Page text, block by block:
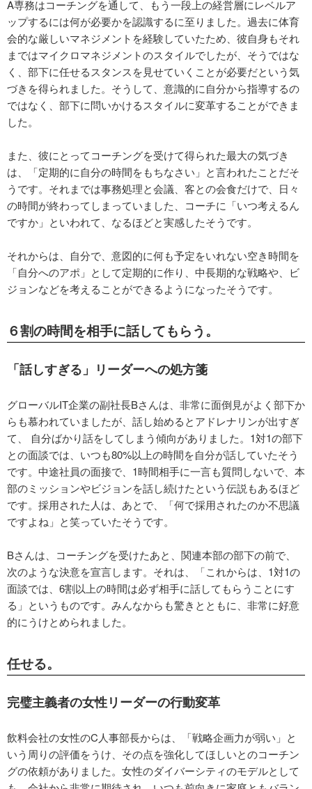
A専務はコーチングを通して、もう一段上の経営層にレベルア
ップするには何が必要かを認識するに至りました。過去に体育
会的な厳しいマネジメントを経験していたため、彼自身もそれ
まではマイクロマネジメントのスタイルでしたが、そうではな
く、部下に任せるスタンスを見せていくことが必要だという気
づきを得られました。そうして、意識的に自分から指導するの
ではなく、部下に問いかけるスタイルに変革することができま
した。
また、彼にとってコーチングを受けて得られた最大の気づき
は、「定期的に自分の時間をもちなさい」と言われたことだそ
うです。それまでは事務処理と会議、客との会食だけで、日々
の時間が終わってしまっていました、コーチに「いつ考えるん
ですか」といわれて、なるほどと実感したそうです。
それからは、自分で、意図的に何も予定をいれない空き時間を
「自分へのアポ」として定期的に作り、中長期的な戦略や、ビ
ジョンなどを考えることができるようになったそうです。
６割の時間を相手に話してもらう。
「話しすぎる」リーダーへの処方箋
グローバルIT企業の副社長Bさんは、非常に面倒見がよく部下か
らも慕われていましたが、話し始めるとアドレナリンが出すぎ
て、 自分ばかり話をしてしまう傾向がありました。1対1の部下
との面談では、いつも80%以上の時間を自分が話していたそう
です。中途社員の面接で、1時間相手に一言も質問しないで、本
部のミッションやビジョンを話し続けたという伝説もあるほど
です。採用された人は、あとで、「何で採用されたのか不思議
ですよね」と笑っていたそうです。
Bさんは、コーチングを受けたあと、関連本部の部下の前で、
次のような決意を宣言します。それは、「これからは、1対1の
面談では、6割以上の時間は必ず相手に話してもらうことにす
る」というものです。みんなからも驚きとともに、非常に好意
的にうけとめられました。
任せる。
完璧主義者の女性リーダーの行動変革
飲料会社の女性のC人事部長からは、「戦略企画力が弱い」と
いう周りの評価をうけ、その点を強化してほしいとのコーチン
グの依頼がありました。女性のダイバーシティのモデルとして